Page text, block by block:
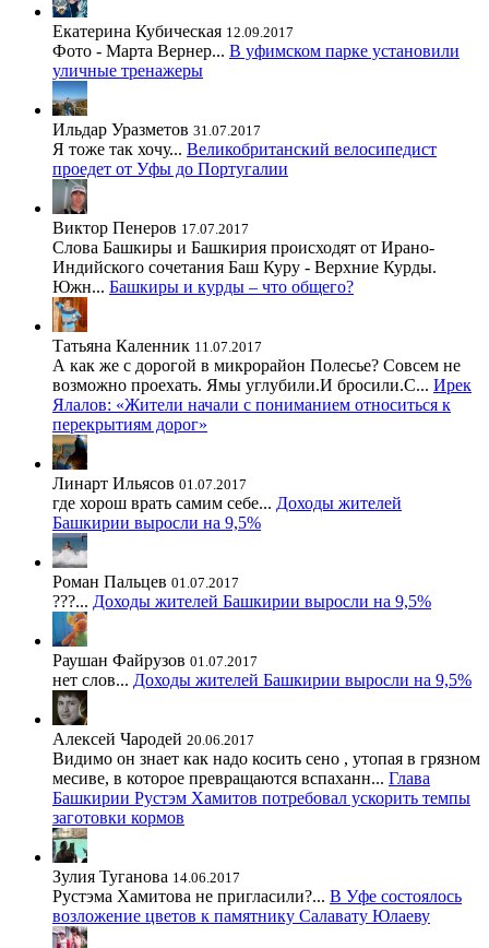
Екатерина Кубическая 12.09.2017
Фото - Марта Вернер... В уфимском парке установили
уличные тренажеры
Ильдар Уразметов 31.07.2017
Я тоже так хочу... Великобританский велосипедист
проедет от Уфы до Португалии
Виктор Пенеров 17.07.2017
Слова Башкиры и Башкирия происходят от Ирано-
Индийского сочетания Баш Куру - Верхние Курды.
Южн... Башкиры и курды – что общего?
Татьяна Каленник 11.07.2017
А как же с дорогой в микрорайон Полесье? Совсем не
возможно проехать. Ямы углубили.И бросили.С... Ирек
Ялалов: «Жители начали с пониманием относиться к
перекрытиям дорог»
Линарт Ильясов 01.07.2017
где хорош врать самим себе... Доходы жителей
Башкирии выросли на 9,5%
Роман Пальцев 01.07.2017
???... Доходы жителей Башкирии выросли на 9,5%
Раушан Файрузов 01.07.2017
нет слов... Доходы жителей Башкирии выросли на 9,5%
Алексей Чародей 20.06.2017
Видимо он знает как надо косить сено , утопая в грязном
месиве, в которое превращаются вспаханн... Глава
Башкирии Рустэм Хамитов потребовал ускорить темпы
заготовки кормов
Зулия Туганова 14.06.2017
Рустэма Хамитова не пригласили?... В Уфе состоялось
возложение цветов к памятнику Салавату Юлаеву